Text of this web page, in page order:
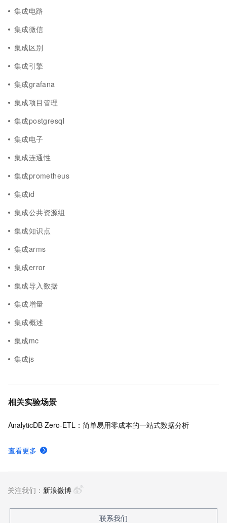
集成电路
集成微信
集成区别
集成引擎
集成grafana
集成项目管理
集成postgresql
集成电子
集成连通性
集成prometheus
集成id
集成公共资源组
集成知识点
集成arms
集成error
集成导入数据
集成增量
集成概述
集成mc
集成js
相关实验场景
AnalyticDB Zero-ETL：简单易用零成本的一站式数据分析
查看更多
关注我们： 新浪微博
联系我们